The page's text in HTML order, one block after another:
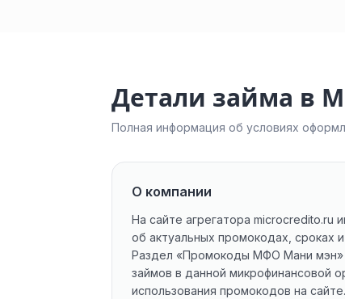
Детали займа в
Полная информация об условиях
О компании
На сайте агрегатора
об актуальных промокодах, сроках
Раздел «Промокоды МФО Мани мэн»
займов в данной микрофинансовой
использования промокодов на сайте.